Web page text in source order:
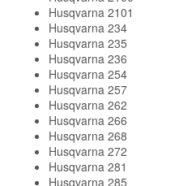
Husqvarna 2101
Husqvarna 234
Husqvarna 235
Husqvarna 236
Husqvarna 254
Husqvarna 257
Husqvarna 262
Husqvarna 266
Husqvarna 268
Husqvarna 272
Husqvarna 281
Husqvarna 285